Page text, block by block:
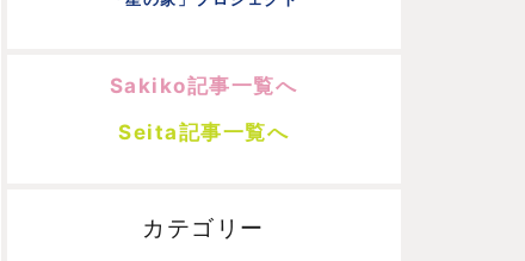
Sakiko記事一覧へ
Seita記事一覧へ
カテゴリー